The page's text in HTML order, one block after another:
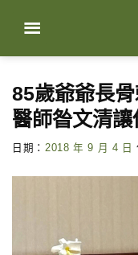
content
85歲爺爺長
醫師昝文清
日期： 2018 年 9 月 4 日